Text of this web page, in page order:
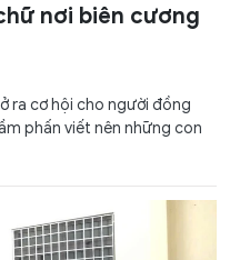
nơi biên cương
ra cơ hội cho người đồng
phấn viết nên những con